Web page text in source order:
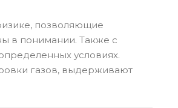
позволяющие
в понимании. Также с
условиях.
газов, выдерживают